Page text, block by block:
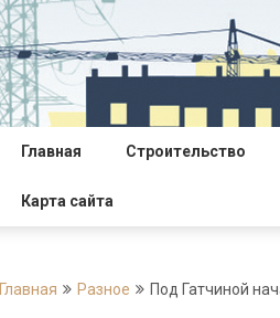
Главная Строительство
Карта сайта
Главная Разное Под Гатчиной